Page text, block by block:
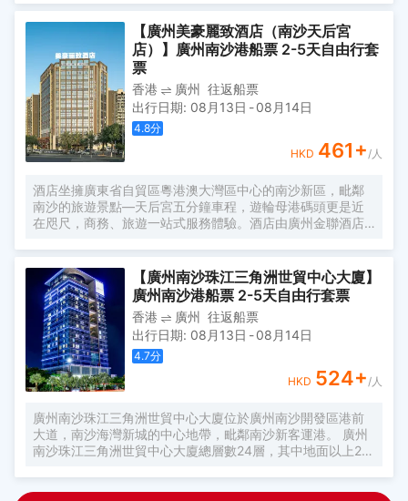
於一體的豪華酒店，是南沙區按酒店裝修建造。酒店座落在
南沙區漾濱路珠江灣FA-3棟，擁有高檔客房，酒店南臨珠
江，北臨大腳山，交通極其便利。 酒店環境優美，格調高
雅。客房舒適、豪華，餐飲風味獨特，設施先進的商務中心
隨時為您提供周到、快捷的服務。是您商務、會議的理想之
選。
【廣州美豪麗致酒店（南沙天后宮
店）】廣州南沙港船票 2-5天自由行套
票
香港 廣州 往返船票
出行日期: 08月13日 -08月14日
4.8分
HKD 461+ /人
酒店坐擁廣東省自貿區粵港澳大灣區中心的南沙新區，毗鄰
南沙的旅遊景點—天后宮五分鐘車程，遊輪母港碼頭更是近
在咫尺，商務、旅遊一站式服務體驗。酒店由廣州金聯酒店
業、成熟、高效完善的管理。 酒店輕奢的裝修，舒適温馨的
客房環境，都將為您提供非同一般的體驗。酒店擁有多種裝
修風格的豪華客房，配套的健身房、會議室，洗衣房等設施
能全方位滿足您商務、休閒、旅遊、度假的需求。酒店二樓
的自助餐廳，氛圍素雅，讓您遠離喧囂的同時，還可盡情享
受江海交匯之處的獨特美食。無論您是商旅洽談還是休閒度
假，酒店都將竭力為您打造旅途中完美的休憩之所，帶給您
舒適、愜意的入住體驗。
【廣州南沙珠江三角洲世貿中心大廈】
廣州南沙港船票 2-5天自由行套票
香港 廣州 往返船票
出行日期: 08月13日 -08月14日
4.7分
HKD 524+ /人
廣州南沙珠江三角洲世貿中心大廈位於廣州南沙開發區港前
大道，南沙海灣新城的中心地帶，毗鄰南沙新客運港。 廣州
南沙珠江三角洲世貿中心大廈總層數24層，其中地面以上22